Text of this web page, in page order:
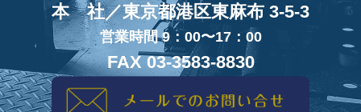
本 社／東京都港区東麻布 3-5-3
営業時間 9：00〜17：00
FAX 03-3583-8830